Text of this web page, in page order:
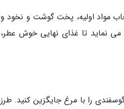
مواد اولیه، پخت گوشت و نخود و
نماید تا غذای نهایی خوش عطر،
را با مرغ جایگزین کنید. طرز